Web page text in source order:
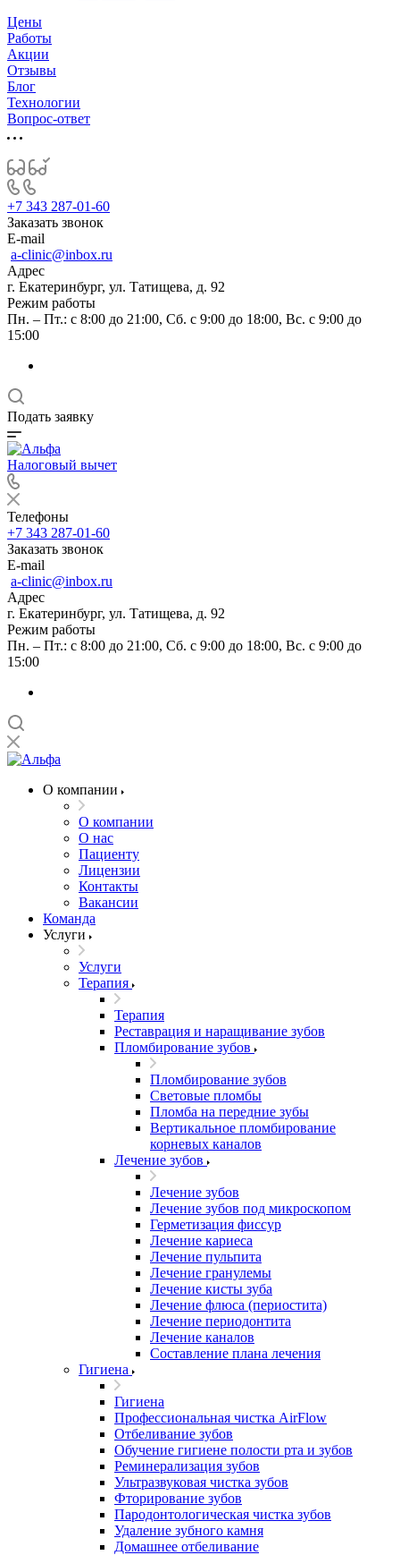
Цены
Работы
Акции
Отзывы
Блог
Технологии
Вопрос-ответ
+7 343 287-01-60
Заказать звонок
E-mail
a-clinic@inbox.ru
Адрес
г. Екатеринбург, ул. Татищева, д. 92
Режим работы
Пн. – Пт.: с 8:00 до 21:00, Сб. с 9:00 до 18:00, Вс. с 9:00 до
15:00
Подать заявку
Налоговый вычет
Телефоны
+7 343 287-01-60
Заказать звонок
E-mail
a-clinic@inbox.ru
Адрес
г. Екатеринбург, ул. Татищева, д. 92
Режим работы
Пн. – Пт.: с 8:00 до 21:00, Сб. с 9:00 до 18:00, Вс. с 9:00 до
15:00
О компании
О компании
О нас
Пациенту
Лицензии
Контакты
Вакансии
Команда
Услуги
Услуги
Терапия
Терапия
Реставрация и наращивание зубов
Пломбирование зубов
Пломбирование зубов
Световые пломбы
Пломба на передние зубы
Вертикальное пломбирование
корневых каналов
Лечение зубов
Лечение зубов
Лечение зубов под микроскопом
Герметизация фиссур
Лечение кариеса
Лечение пульпита
Лечение гранулемы
Лечение кисты зуба
Лечение флюса (периостита)
Лечение периодонтита
Лечение каналов
Составление плана лечения
Гигиена
Гигиена
Профессиональная чистка AirFlow
Отбеливание зубов
Обучение гигиене полости рта и зубов
Реминерализация зубов
Ультразвуковая чистка зубов
Фторирование зубов
Пародонтологическая чистка зубов
Удаление зубного камня
Домашнее отбеливание